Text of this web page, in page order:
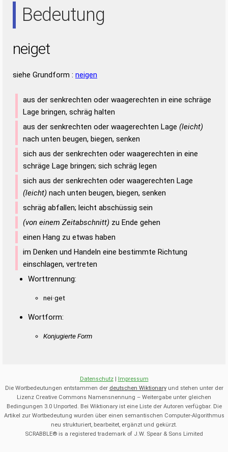
Bedeutung
neiget
siehe Grundform : neigen
aus der senkrechten oder waagerechten in eine schräge
Lage bringen, schräg halten
aus der senkrechten oder waagerechten Lage (leicht)
nach unten beugen, biegen, senken
sich aus der senkrechten oder waagerechten in eine
schräge Lage bringen; sich schräg legen
sich aus der senkrechten oder waagerechten Lage
(leicht) nach unten beugen, biegen, senken
schräg abfallen; leicht abschüssig sein
(von einem Zeitabschnitt) zu Ende gehen
einen Hang zu etwas haben
im Denken und Handeln eine bestimmte Richtung
einschlagen, vertreten
Worttrennung:
nei·get
Wortform:
Konjugierte Form
Datenschutz| Impressum
Die Wortbedeutungen entstammen der deutschen Wiktionaryund stehen unter der
Lizenz Creative Commons Namensnennung – Weitergabe unter gleichen
Bedingungen 3.0 Unported. Bei Wiktionary ist eine Liste der Autoren verfügbar. Die
Artikel zur Wortbedeutung wurden über einen semantischen Computer-Algorithmus
neu strukturiert, bearbeitet, ergänzt und gekürzt.
SCRABBLE® is a registered trademark of J.W. Spear & Sons Limited